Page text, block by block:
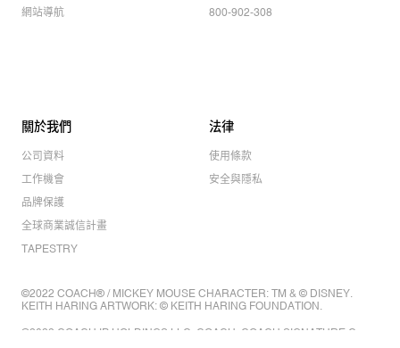
網站導航
800-902-308
關於我們
公司資料
工作機會
品牌保護
全球商業誠信計畫
TAPESTRY
法律
使用條款
安全與隱私
©2022 COACH® / MICKEY MOUSE CHARACTER: TM & © DISNEY.
KEITH HARING ARTWORK: © KEITH HARING FOUNDATION.
©2022 COACH IP HOLDINGS LLC. COACH, COACH SIGNATURE C